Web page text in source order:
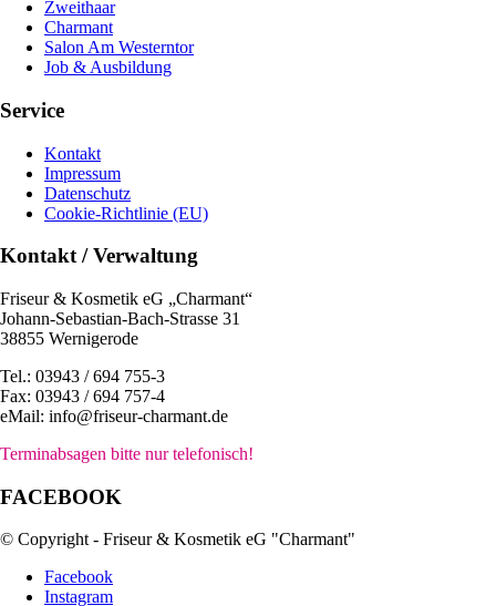
Zweithaar
Charmant
Salon Am Westerntor
Job & Ausbildung
Service
Kontakt
Impressum
Datenschutz
Cookie-Richtlinie (EU)
Kontakt / Verwaltung
Friseur & Kosmetik eG „Charmant“
Johann-Sebastian-Bach-Strasse 31
38855 Wernigerode
Tel.: 03943 / 694 755-3
Fax: 03943 / 694 757-4
eMail: info@friseur-charmant.de
Terminabsagen bitte nur telefonisch!
FACEBOOK
© Copyright - Friseur & Kosmetik eG "Charmant"
Facebook
Instagram